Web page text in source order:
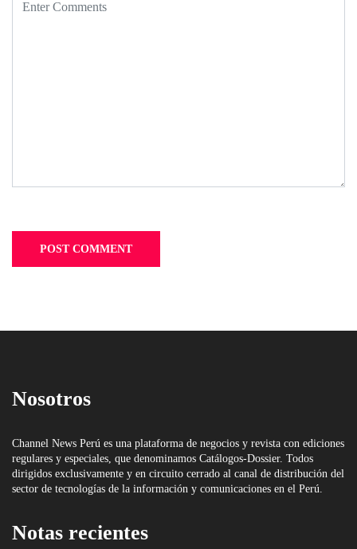
Nosotros
Channel News Perú es una plataforma de negocios y revista con ediciones
regulares y especiales, que denominamos Catálogos-Dossier. Todos
dirigidos exclusivamente y en circuito cerrado al canal de distribución del
sector de tecnologías de la información y comunicaciones en el Perú.
Notas recientes